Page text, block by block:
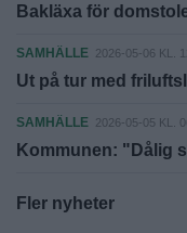
Bakläxa för
SAMHÄLLE 2026-05-06 KL.
Ut på tur med
SAMHÄLLE 2026-05-05 KL.
Kommunen: "Dålig
Fler nyheter